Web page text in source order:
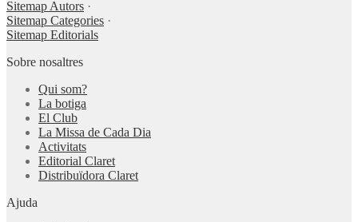
Sitemap Autors ·
Sitemap Categories ·
Sitemap Editorials
Sobre nosaltres
Qui som?
La botiga
El Club
La Missa de Cada Dia
Activitats
Editorial Claret
Distribuïdora Claret
Ajuda